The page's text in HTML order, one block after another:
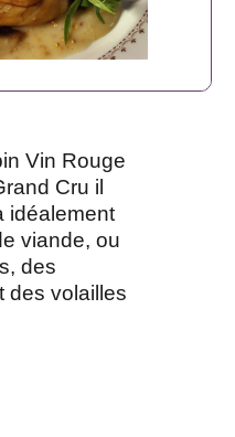
Vin Rouge
Cru il
idéalement
viande, ou
des
des volailles